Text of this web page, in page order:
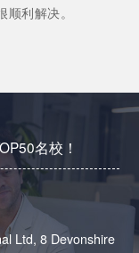
利解决。
名校！
Ltd, 8 Devonshire